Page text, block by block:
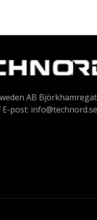
AB
E-post: info@technord.se